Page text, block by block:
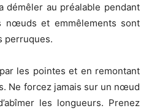
démêler au préalable pendant
nœuds et emmêlements sont
perruques.
les pointes et en remontant
Ne forcez jamais sur un nœud
les longueurs. Prenez